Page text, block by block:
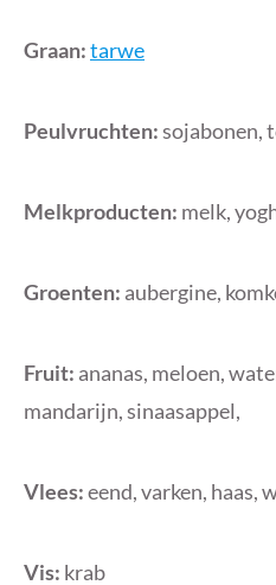
Graan:tarwe
Peulvruchten:sojabonen,
Melkproducten: melk,
Groenten: aubergine,
Fruit: ananas, meloen,
mandarijn, sinaasappel,
Vlees:eend, varken, haas,
Vis: krab